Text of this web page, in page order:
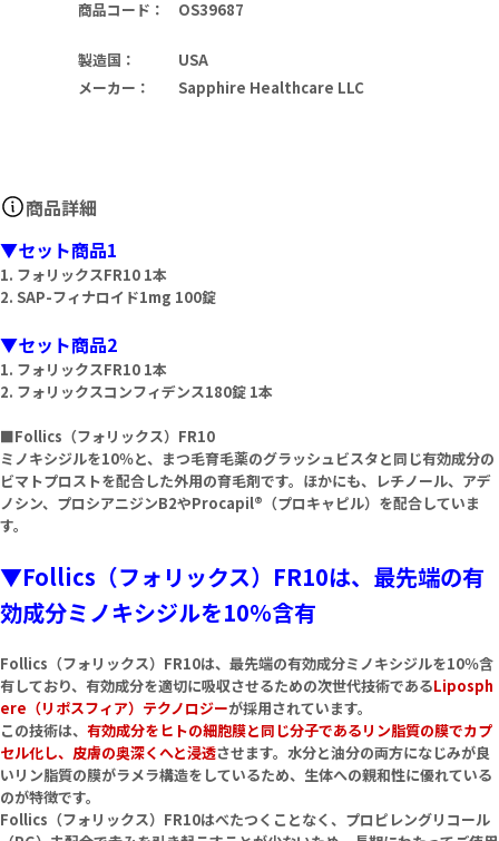
商品コード ： OS39687
製造国 ：
USA
メーカー ： Sapphire Healthcare LLC
商品詳細
▼セット商品1
1. フォリックスFR10 1本
2. SAP-フィナロイド1mg 100錠
▼セット商品2
1. フォリックスFR10 1本
2. フォリックスコンフィデンス180錠 1本
■Follics（フォリックス）FR10
ミノキシジルを10％と、まつ毛育毛薬のグラッシュビスタと同じ有効成分の
ビマトプロストを配合した外用の育毛剤です。ほかにも、レチノール、アデ
ノシン、プロシアニジンB2やProcapil®（プロキャピル）を配合していま
す。
▼Follics（フォリックス）FR10は、最先端の有
効成分ミノキシジルを10％含有
Follics（フォリックス）FR10は、最先端の有効成分ミノキシジルを10％含
有しており、有効成分を適切に吸収させるための次世代技術であるLiposph
ere（リポスフィア）テクノロジーが採用されています。
この技術は、 有効成分をヒトの細胞膜と同じ分子であるリン脂質の膜でカプ
セル化し、皮膚の奥深くへと浸透させます。水分と油分の両方になじみが良
いリン脂質の膜がラメラ構造をしているため、生体への親和性に優れている
のが特徴です。
Follics（フォリックス）FR10はべたつくことなく、プロピレングリコール